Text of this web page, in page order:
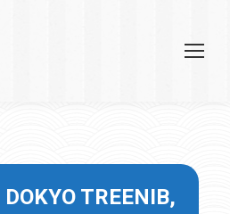
DOKYO TREENIB,